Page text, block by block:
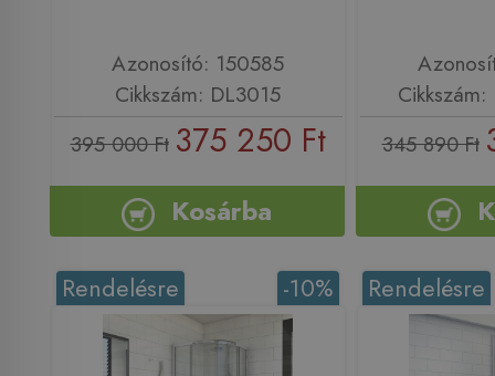
Azonosító: 150585
Cikkszám: DL3015
395 000 Ft 375 250 Ft
Kosárba
345 890 Ft
-10%
Rendelésre Rendelésre